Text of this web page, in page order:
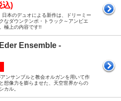
込)
日本のデュオによる新作は、ドリーミー
なダウンテンポ・トラック～アンビエ
極上の内容です!!
Ensemble -
アンサンブルと教会オルガンを用いて作
想像力を膨らませた、天空世界からの
カル。